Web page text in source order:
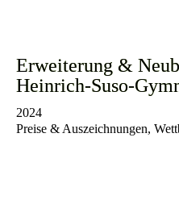
Erweiterung &
Heinrich-Suso-
2024
Preise & Auszeichnungen,